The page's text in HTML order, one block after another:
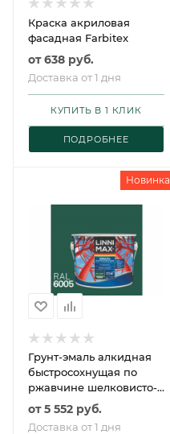
Краска акриловая
фасадная Farbitex
от638 руб.
Доставка от 1 дня
ПОДРОБНЕЕ
КУПИТЬ В 1 КЛИК
Новинка
Грунт-эмаль алкидная
быстросохнущая по
ржавчине шелковисто-
матовый LINNIMAX /
ЛИННИМАКС
от5 552 руб.
Доставка от 1 дня